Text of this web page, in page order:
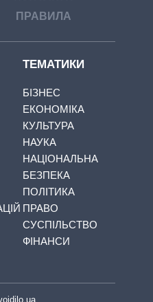
ПРАВИЛА
ТЕМАТИКИ
БІЗНЕС
ЕКОНОМІКА
КУЛЬТУРА
НАУКА
НАЦІОНАЛЬНА
БЕЗПЕКА
ПОЛІТИКА
ПРАВО
СУСПІЛЬСТВО
ФІНАНСИ